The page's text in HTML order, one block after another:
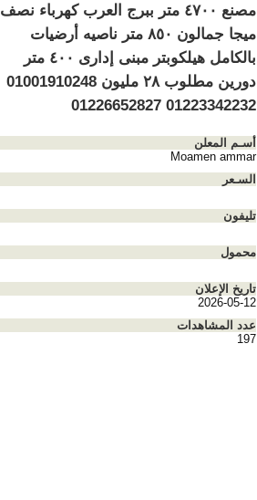
مصنع ٤٧٠٠ متر ببرج العرب كهرباء نصف
ميجا جمالون ٨٥٠ متر ناصيه أرضيات
بالكامل هيلكوبتر مبنى إدارى ٤٠٠ متر
دورين مطلوب ٢٨ مليون 01001910248
01223342232 01226652827
أسـم المعلن
Moamen ammar
السـعر
تليفون
محمول
تاريخ الإعلان
2026-05-12
عدد المشاهدات
197